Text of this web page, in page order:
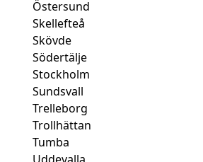
Östersund
Skellefteå
Skövde
Södertälje
Stockholm
Sundsvall
Trelleborg
Trollhättan
Tumba